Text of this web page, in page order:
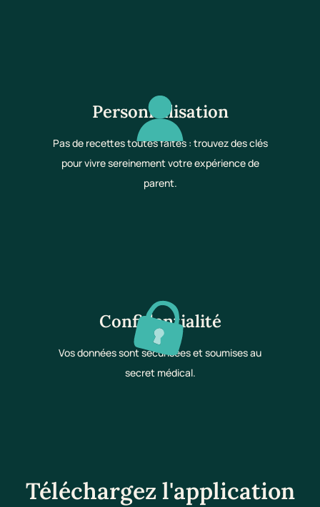
Personnalisation
Pas de recettes toutes faites : trouvez des clés
pour vivre sereinement votre expérience de
parent.
Confidentialité
Vos données sont sécurisées et soumises au
secret médical.
Téléchargez l'application